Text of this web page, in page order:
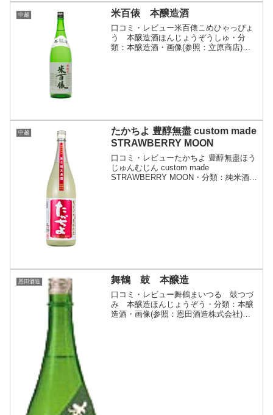
中越 米百俵 本醸造酒
口コミ・レビュー米百俵こめひゃっぴょ
う 本醸造酒ほんじょうぞうしゅ・分
類：本醸造酒・画像(参照：立原商店)商
中越
たかちよ 豊醇無盡 custom made
STRAWBERRY MOON
口コミ・レビューたかちよ 豊醇無盡ほう
じゅんむじん custom made
STRAWBERRY MOON・分類：純米酒
恩田酒造 舞鶴 鼓 本醸造
口コミ・レビュー舞鶴まいつる 鼓つづ
み 本醸造ほんじょうぞう・分類：本醸
造酒・画像(参照：恩田酒造株式会社)商